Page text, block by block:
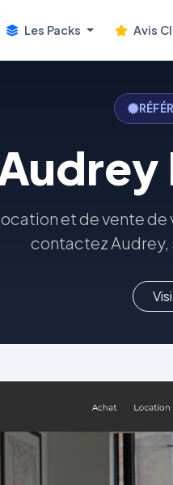
Les Packs Avis
et de vente
contactez Audrey,